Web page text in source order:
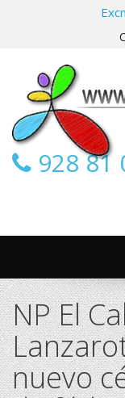
928 81
NP El
nuevo